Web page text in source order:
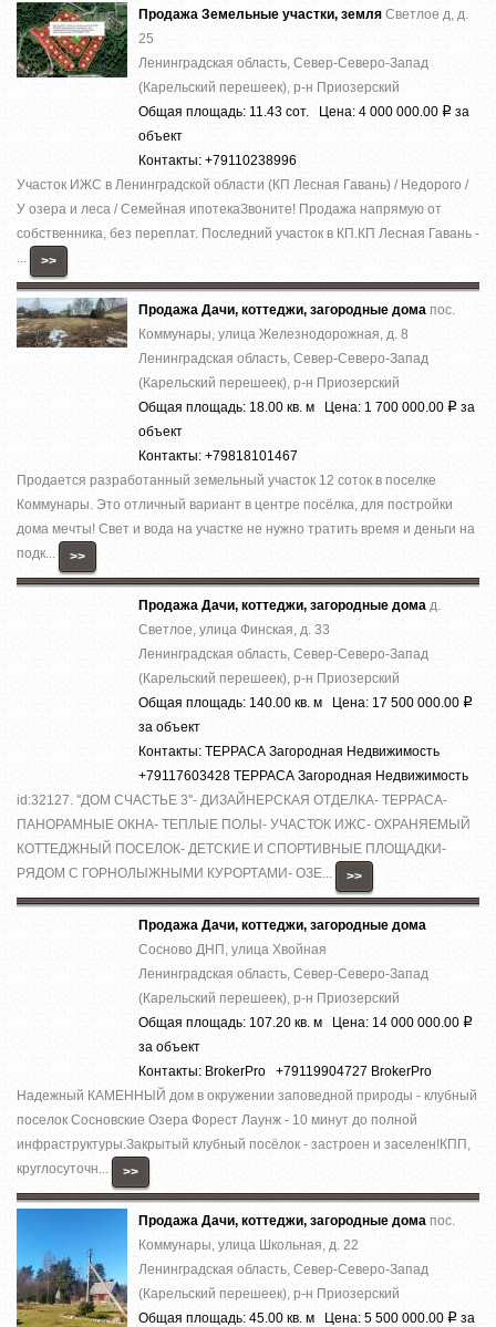
Продажа Земельные участки, земля Светлое д, д.
25
Ленинградская область, Север-Северо-Запад
(Карельский перешеек), р-н Приозерский
Общая площадь: 11.43 сот. Цена: 4 000 000.00 Р за
объект
Контакты: +79110238996
Участок ИЖС в Ленинградской области (КП Лесная Гавань) / Недорого /
У озера и леса / Семейная ипотекаЗвоните! Продажа напрямую от
собственника, без переплат. Последний участок в КП.КП Лесная Гавань -
>>
Продажа Дачи, коттеджи, загородные дома пос.
Коммунары, улица Железнодорожная, д. 8
Ленинградская область, Север-Северо-Запад
(Карельский перешеек), р-н Приозерский
Общая площадь: 18.00 кв. м Цена: 1 700 000.00 Р за
объект
Контакты: +79818101467
Продается разработанный земельный участок 12 соток в поселке
Коммунары. Это отличный вариант в центре посёлка, для постройки
дома мечты! Свет и вода на участке не нужно тратить время и деньги на
подк...
>>
Продажа Дачи, коттеджи, загородные дома д.
Светлое, улица Финская, д. 33
Ленинградская область, Север-Северо-Запад
(Карельский перешеек), р-н Приозерский
Общая площадь: 140.00 кв. м Цена: 17 500 000.00 Р
за объект
Контакты: ТЕРРАСА Загородная Недвижимость
+79117603428 ТЕРРАСА Загородная Недвижимость
id:32127. ''ДОМ СЧАСТЬЕ 3''- ДИЗАЙНЕРСКАЯ ОТДЕЛКА- ТЕРРАСА-
ПАНОРАМНЫЕ ОКНА- ТЕПЛЫЕ ПОЛЫ- УЧАСТОК ИЖС- ОХРАНЯЕМЫЙ
КОТТЕДЖНЫЙ ПОСЕЛОК- ДЕТСКИЕ И СПОРТИВНЫЕ ПЛОЩАДКИ-
РЯДОМ С ГОРНОЛЫЖНЫМИ КУРОРТАМИ- ОЗЕ...
>>
Продажа Дачи, коттеджи, загородные дома
Сосново ДНП, улица Хвойная
Ленинградская область, Север-Северо-Запад
(Карельский перешеек), р-н Приозерский
Общая площадь: 107.20 кв. м Цена: 14 000 000.00 Р
за объект
Контакты: BrokerPro +79119904727 BrokerPro
Надежный КАМЕННЫЙ дом в окружении заповедной природы - клубный
поселок Сосновские Озера Форест Лаунж - 10 минут до полной
инфраструктуры.Закрытый клубный посёлок - застроен и заселен!КПП,
круглосуточн...
>>
Продажа Дачи, коттеджи, загородные дома пос.
Коммунары, улица Школьная, д. 22
Ленинградская область, Север-Северо-Запад
(Карельский перешеек), р-н Приозерский
Общая площадь: 45.00 кв. м Цена: 5 500 000.00 Р за